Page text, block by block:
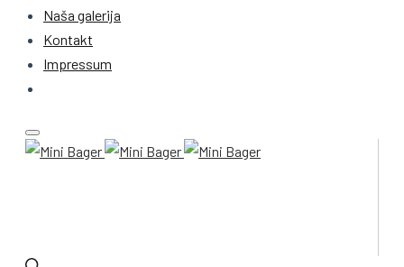
Naša galerija
Kontakt
Impressum